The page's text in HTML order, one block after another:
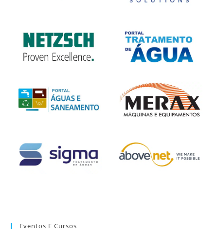
Eventos E Cursos